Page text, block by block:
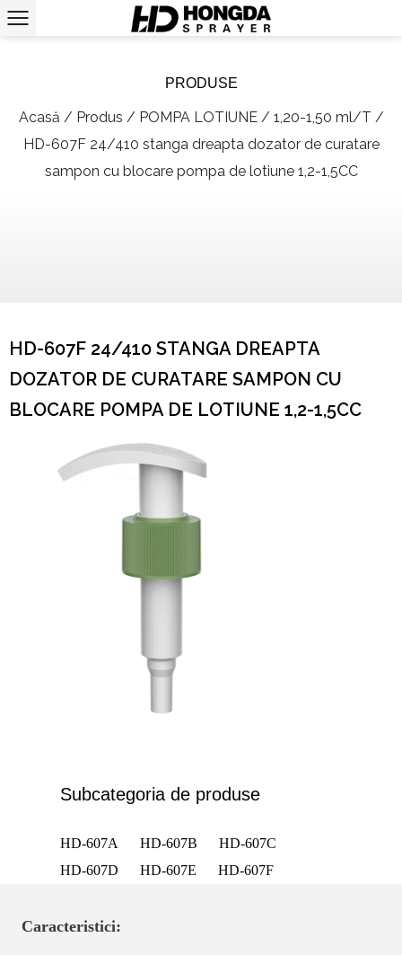
PRODUSE
Acasă / Produs / POMPA LOTIUNE/ 1,20-1,50 ml/T /
HD-607F 24/410 stanga dreapta dozator de curatare
sampon cu blocare pompa de lotiune 1,2-1,5CC
HD-607F 24/410 STANGA DREAPTA
DOZATOR DE CURATARE SAMPON CU
BLOCARE POMPA DE LOTIUNE 1,2-1,5CC
Subcategoria de produse
HD-607A HD-607B
HD-607C
HD-607D
HD-607E HD-607F
Caracteristici: